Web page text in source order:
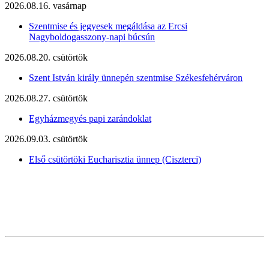
2026.08.16. vasárnap
Szentmise és jegyesek megáldása az Ercsi
Nagyboldogasszony-napi búcsún
2026.08.20. csütörtök
Szent István király ünnepén szentmise Székesfehérváron
2026.08.27. csütörtök
Egyházmegyés papi zarándoklat
2026.09.03. csütörtök
Első csütörtöki Eucharisztia ünnep (Ciszterci)